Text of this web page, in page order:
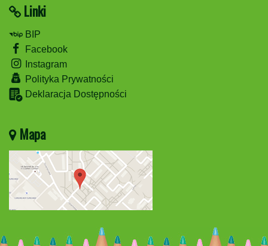
Linki
BIP
Facebook
Instagram
Polityka Prywatności
Deklaracja Dostępności
Mapa